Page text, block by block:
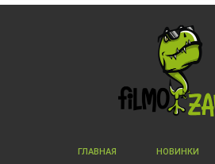
ГЛАВНАЯ НОВИНКИ